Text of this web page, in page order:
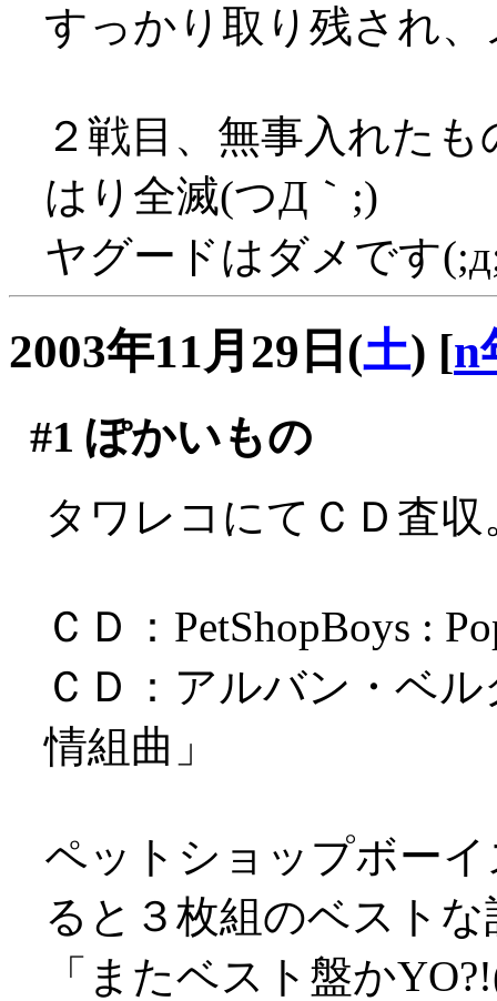
すっかり取り残され
２戦目、無事入れた
はり全滅(つД｀;)
ヤグードはダメです
2003年11月29日(土) [n
#1 ぽかいもの
タワレコにてＣＤ査
ＣＤ：PetShopBoys :
ＣＤ：アルバン・ベ
情組曲」
ペットショップボー
ると３枚組のベスト
「またベスト盤か